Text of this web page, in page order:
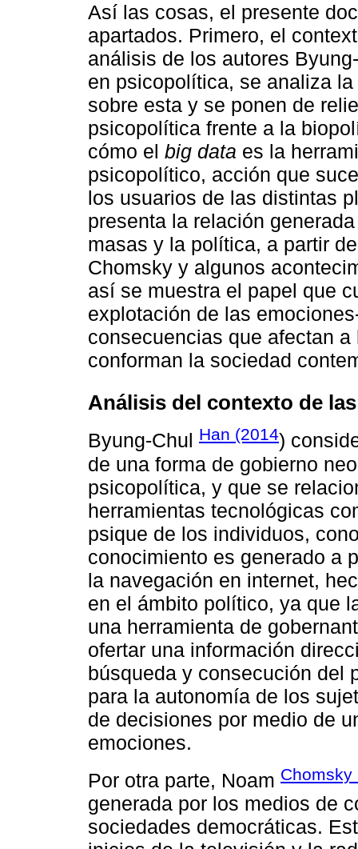
Así las cosas, el presente
apartados. Primero, el
análisis de los autores
en psicopolítica, se analiza
sobre esta y se ponen de
psicopolítica frente a la
cómo el big data es la
psicopolítico, acción que
los usuarios de las distintas
presenta la relación
masas y la política, a partir
Chomsky y algunos
así se muestra el papel que
explotación de las
consecuencias que afectan
conforman la sociedad
Análisis del contexto de
Byung-Chul Han (2014)
de una forma de gobierno
psicopolítica, y que se
herramientas tecnológicas
psique de los individuos,
conocimiento es generado a
la navegación en internet,
en el ámbito político, ya que
una herramienta de
ofertar una información
búsqueda y consecución del
para la autonomía de los
de decisiones por medio de
emociones.
Por otra parte, Noam Chomsky
generada por los medios de
sociedades democráticas.